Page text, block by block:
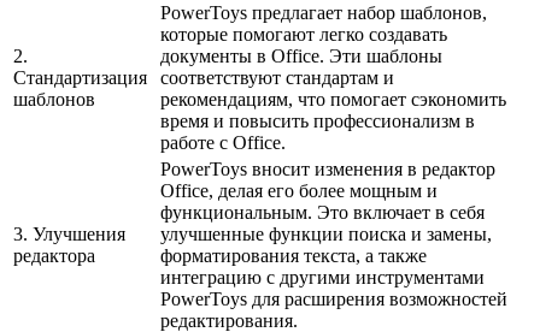
2.
Стандартизация
шаблонов
PowerToys предлагает набор шаблонов,
которые помогают легко создавать
документы в Office. Эти шаблоны
соответствуют стандартам и
рекомендациям, что помогает сэкономить
время и повысить профессионализм в
работе с Office.
3. Улучшения
редактора
PowerToys вносит изменения в редактор
Office, делая его более мощным и
функциональным. Это включает в себя
улучшенные функции поиска и замены,
форматирования текста, а также
интеграцию с другими инструментами
PowerToys для расширения возможностей
редактирования.